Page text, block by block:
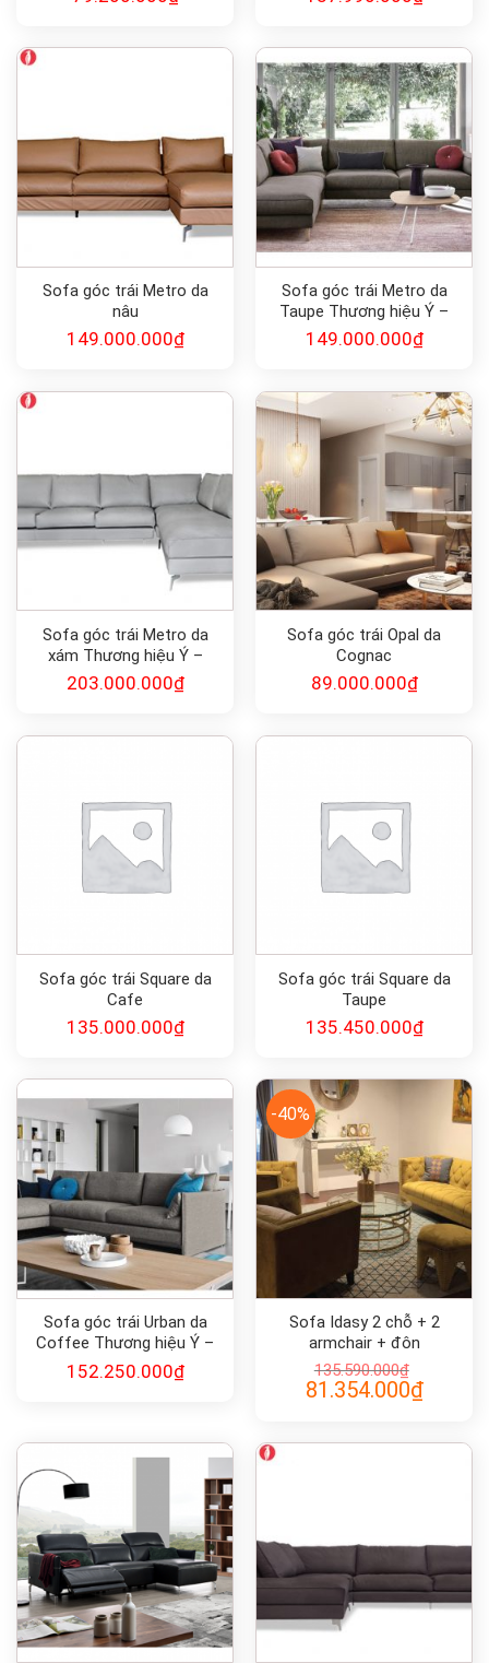
Sofa góc trái Metro da
nâu
149.000.000₫
Sofa góc trái Metro da
Taupe Thương hiệu Ý –
Calligaris
149.000.000₫
Sofa góc trái Metro da
xám Thương hiệu Ý –
Calligaris
203.000.000₫
Sofa góc trái Opal da
Cognac
89.000.000₫
Sofa góc trái Square da
Cafe
135.000.000₫
Sofa góc trái Square da
Taupe
135.450.000₫
Sofa góc trái Urban da
Coffee Thương hiệu Ý –
Calligaris
152.250.000₫
-40%
Sofa Idasy 2 chỗ + 2
armchair + đôn
135.590.000₫
Giá
gốc
81.354.000₫Giá
hiện